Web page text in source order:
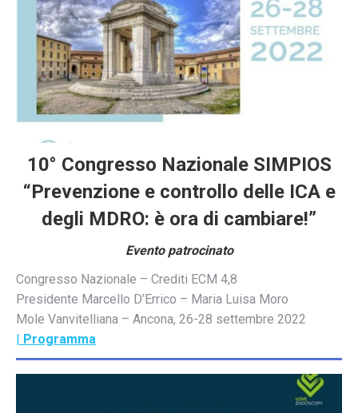
10° Congresso Nazionale SIMPIOS
“Prevenzione e controllo delle ICA e
degli MDRO: è ora di cambiare!”
Evento patrocinato
Congresso Nazionale – Crediti ECM 4,8
Presidente Marcello D’Errico – Maria Luisa Moro
Mole Vanvitelliana – Ancona, 26-28 settembre 2022
Programma